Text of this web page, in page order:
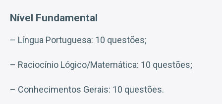
Nível Fundamental
– Língua Portuguesa: 10 questões;
– Raciocínio Lógico/Matemática: 10 questões;
– Conhecimentos Gerais: 10 questões.